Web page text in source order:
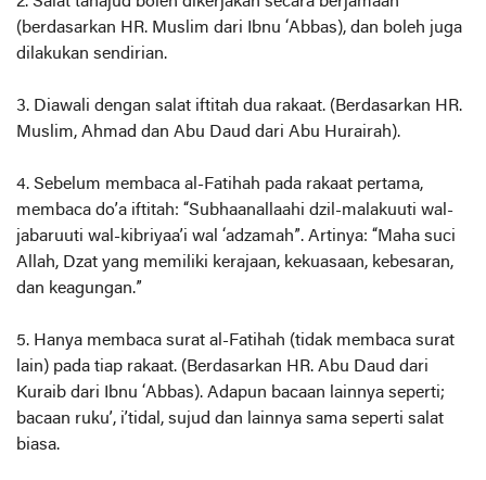
(berdasarkan HR. Muslim dari Ibnu ‘Abbas), dan boleh juga
dilakukan sendirian.
3. Diawali dengan salat iftitah dua rakaat. (Berdasarkan HR.
Muslim, Ahmad dan Abu Daud dari Abu Hurairah).
4. Sebelum membaca al-Fatihah pada rakaat pertama,
membaca do’a iftitah: “Subhaanallaahi dzil-malakuuti wal-
jabaruuti wal-kibriyaa’i wal ‘adzamah”. Artinya: “Maha suci
Allah, Dzat yang memiliki kerajaan, kekuasaan, kebesaran,
dan keagungan.”
5. Hanya membaca surat al-Fatihah (tidak membaca surat
lain) pada tiap rakaat. (Berdasarkan HR. Abu Daud dari
Kuraib dari Ibnu ‘Abbas). Adapun bacaan lainnya seperti;
bacaan ruku’, i’tidal, sujud dan lainnya sama seperti salat
biasa.